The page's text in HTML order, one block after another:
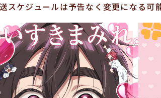
スケジュールは予告なく変更になる可